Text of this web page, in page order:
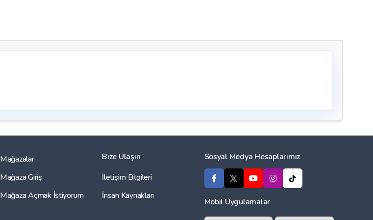
Mağazalar
Mağaza Giriş
Mağaza Açmak İstiyorum
Bize Ulaşın
İletişim Bilgileri
İnsan Kaynakları
Sosyal Medya Hesaplarımız
Mobil Uygulamalar